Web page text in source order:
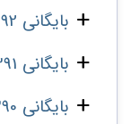
بایگانی 1392
بایگانی 1391
بایگانی 1390